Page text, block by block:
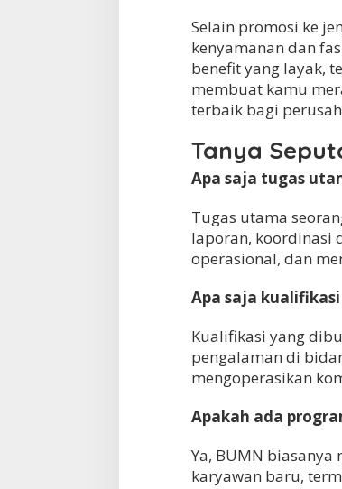
Selain promosi ke
kenyamanan dan
benefit yang layak,
membuat kamu
terbaik bagi
Tanya
Apa saja tugas
Tugas utama
laporan, koordinasi
operasional, dan
Apa saja
Kualifikasi yang
pengalaman di
mengoperasikan
Apakah ada
Ya, BUMN
karyawan baru,